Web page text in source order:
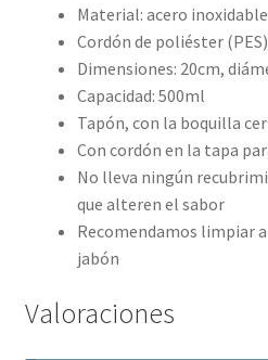
Material: acero
Cordón de poliéster (PES)
Dimensiones: 20cm,
Capacidad: 500ml
Tapón, con la boquilla
Con cordón en la tapa
No lleva ningún
que alteren el sabor
Recomendamos limpiar
jabón
Valoraciones